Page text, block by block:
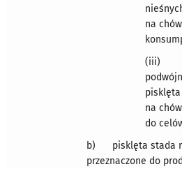
na
(iii)
pisklęta
na
do
b) pisklęta stada
przeznaczone do